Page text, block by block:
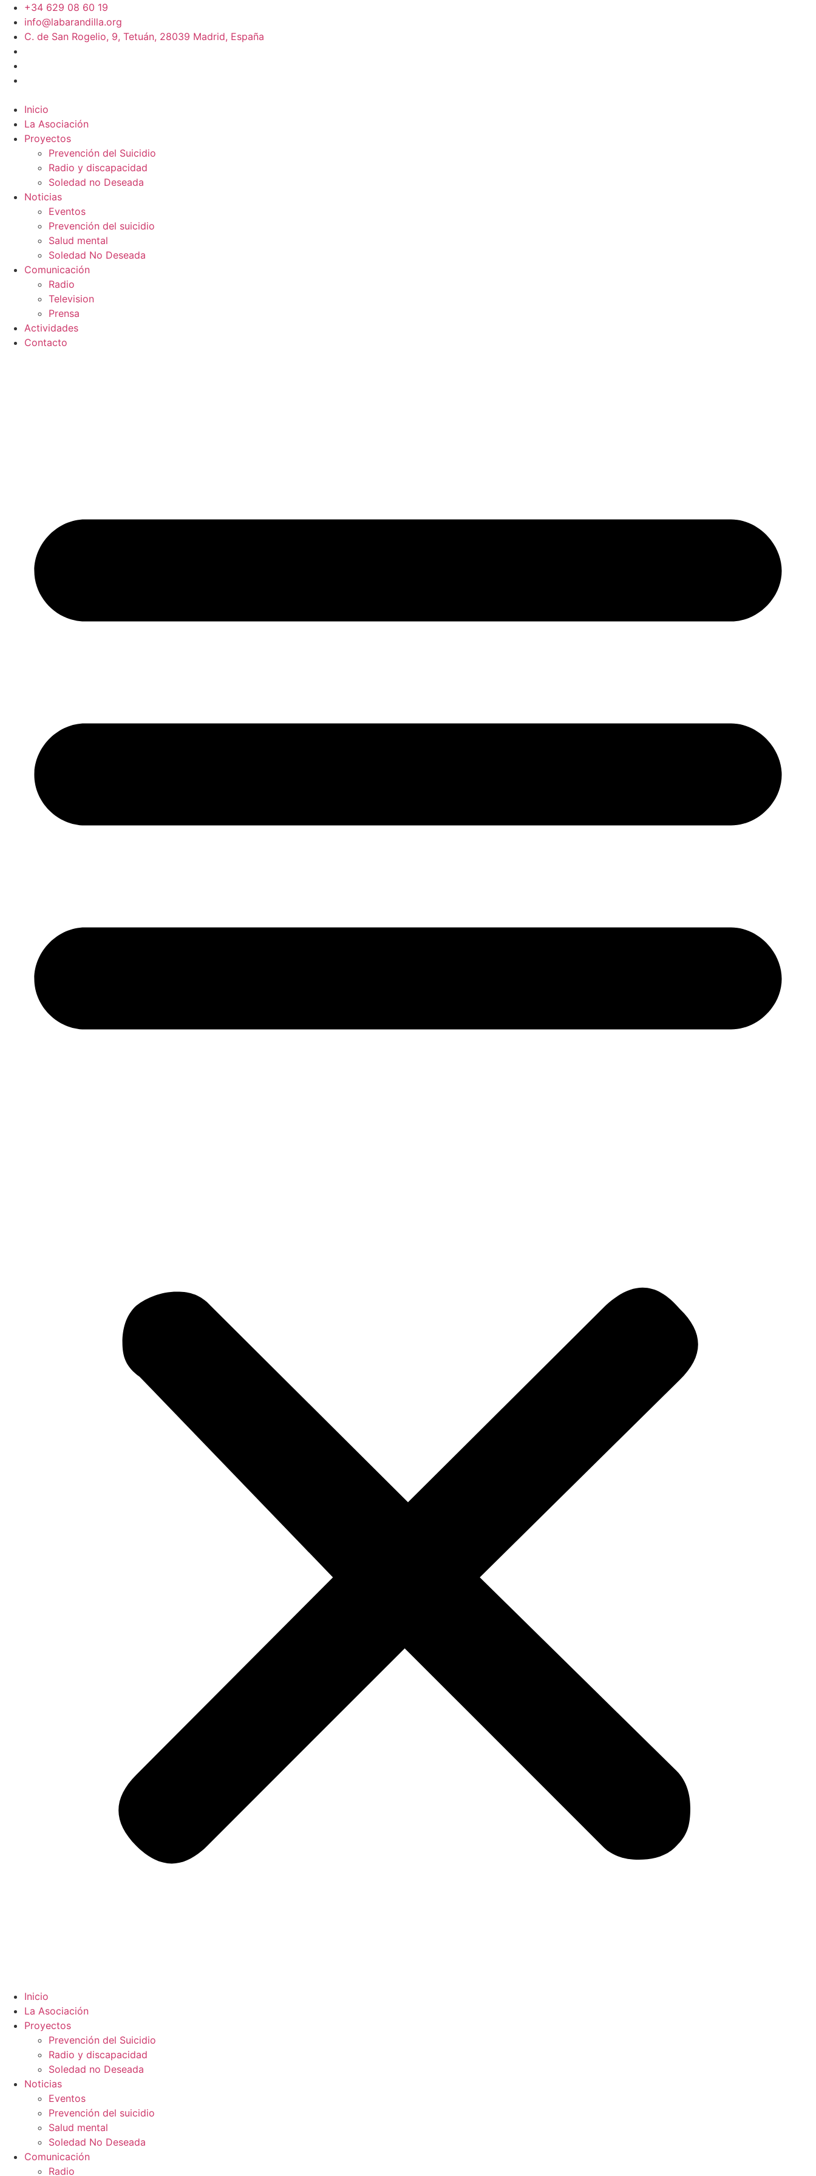
+34 629 08 60 19
info@labarandilla.org
C. de San Rogelio, 9, Tetuán, 28039 Madrid, España
Inicio
La Asociación
Proyectos
Prevención del Suicidio
Radio y discapacidad
Soledad no Deseada
Noticias
Eventos
Prevención del suicidio
Salud mental
Soledad No Deseada
Comunicación
Radio
Television
Prensa
Actividades
Contacto
Inicio
La Asociación
Proyectos
Prevención del Suicidio
Radio y discapacidad
Soledad no Deseada
Noticias
Eventos
Prevención del suicidio
Salud mental
Soledad No Deseada
Comunicación
Radio